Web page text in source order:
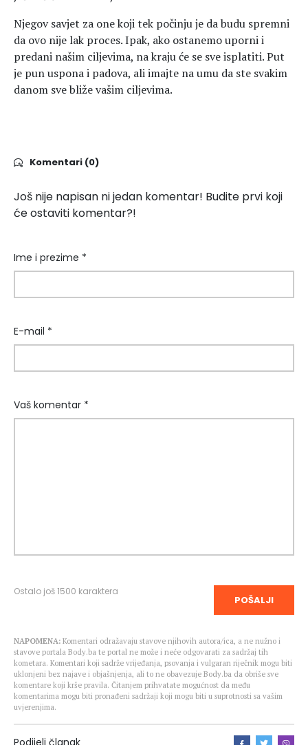
Njegov savjet za one koji tek počinju je da budu spremni
da ovo nije lak proces. Ipak, ako ostanemo uporni i
predani našim ciljevima, na kraju će se sve isplatiti. Put
je pun uspona i padova, ali imajte na umu da ste svakim
danom sve bliže vašim ciljevima.
Komentari (0)
Još nije napisan ni jedan komentar! Budite prvi koji
će ostaviti komentar?!
Ime i prezime *
E-mail *
Vaš komentar *
Ostalo još1500 karaktera
POŠALJI
NAPOMENA: Komentari odražavaju stavove njihovih autora/ica, a ne nužno i
stavove portala Body.ba te portal ne može i neće odgovarati za sadržaj tih
kometara. Komentari koji sadrže vrijeđanja, psovanja i vulgaran riječnik mogu biti
uklonjeni bez najave i objašnjenja, ali to ne obavezuje Body.ba da obriše sve
komentare koji krše pravila. Čitanjem prihvatate mogućnost da među
komentarima mogu biti pronađeni sadržaji koji mogu biti u suprotnosti sa vašim
uvjerenjima.
Podijeli članak